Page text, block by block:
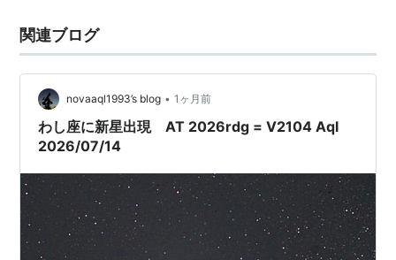
関連ブログ
novaaql1993’s blog • 1ヶ月前
わし座に新星出現 AT 2026rdg = V2104 Aql
2026/07/14